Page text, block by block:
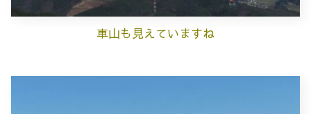
車山も見えていますね